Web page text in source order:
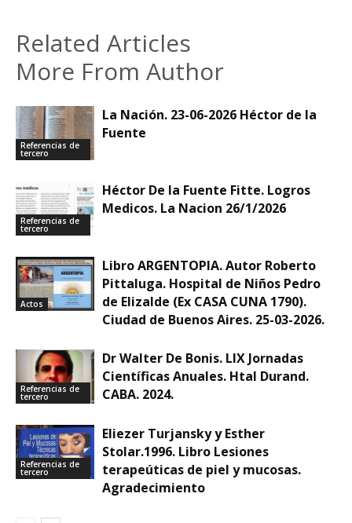
Related Articles
More From Author
Referencias de
tercero
La Nación. 23-06-2026 Héctor de la
Fuente
Referencias de
tercero
Héctor De la Fuente Fitte. Logros
Medicos. La Nacion 26/1/2026
Actos
Libro ARGENTOPIA. Autor Roberto
Pittaluga. Hospital de Niños Pedro
de Elizalde (Ex CASA CUNA 1790).
Ciudad de Buenos Aires. 25-03-2026.
Referencias de
tercero
Dr Walter De Bonis. LIX Jornadas
Científicas Anuales. Htal Durand.
CABA. 2024.
Referencias de
tercero
Eliezer Turjansky y Esther
Stolar.1996. Libro Lesiones
terapeúticas de piel y mucosas.
Agradecimiento